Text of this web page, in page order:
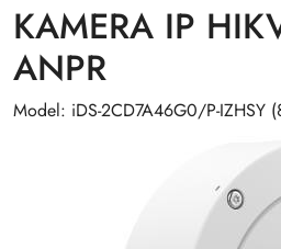
KAMERA IP
ANPR
Model: iDS-2CD7A46G0/P-IZHSY